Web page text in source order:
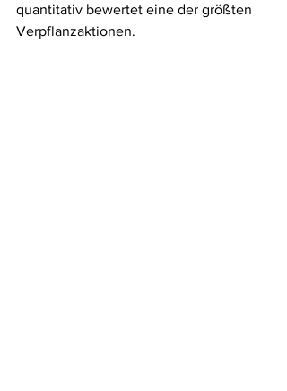
quantitativ bewertet eine der größten
Verpflanzaktionen.